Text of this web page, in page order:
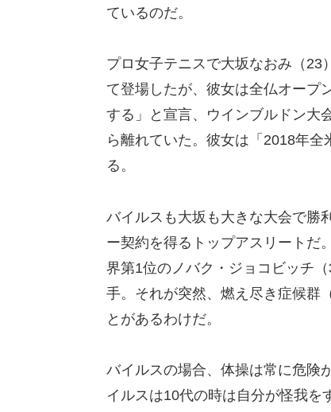
ているのだ。
プロ女子テニスで大坂なおみ（23
て登場したが、彼女は全仏オープ
する」と宣言、ウインブルドン大
ら離れていた。彼女は「2018年
る。
バイルスも大坂も大きな大会で勝
ー契約を得るトップアスリートだ
界第1位のノバク・ジョコビッチ
手。それが突然、燃え尽き症候群
とがあるわけだ。
バイルスの場合、体操は常に危険
イルスは10代の時は自分が怪我を